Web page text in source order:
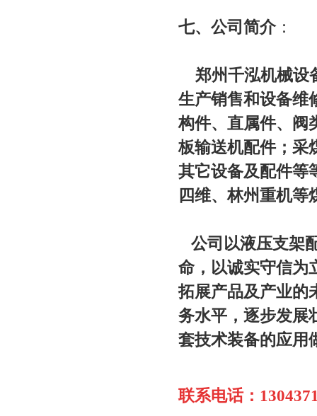
七、公司简介：
郑州千泓机械设
生产销售和设备维
构件、直属件、阀
板输送机配件；采
其它设备及配件等
四维、林州重机等
公司以液压支架
命，以诚实守信为
拓展产品及产业的
务水平，逐步发展
套技术装备的应用
联系电话：